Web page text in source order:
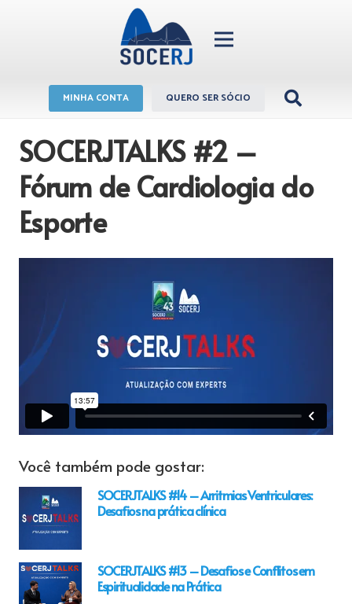
MINHA CONTA QUERO SER SÓCIO
SOCERJTALKS #2 –
Fórum de Cardiologia do
Esporte
Você também pode gostar:
SOCERJTALKS #14 – Arritmias Ventriculares:
Desafios na prática clínica
SOCERJTALKS #13 – Desafios e Conflitos em
Espiritualidade na Prática